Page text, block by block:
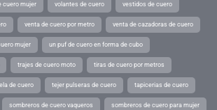
cuero mujer volantes de cuero vestidos de cuero
venta de cuero por metro venta de cazadoras de cuero
mujer un puf de cuero en forma de cubo
trajes de cuero moto tiras de cuero por metros
de cuero tejer pulseras de cuero tapicerias de cuero
sombreros de cuero vaqueros sombreros de cuero para mujer